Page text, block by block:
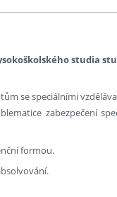
FF UK
s mikrocertifikátem
specifickými potřebami
a fondy
financování výjezdů
studia
se speciálními
zabezpečení
formou.